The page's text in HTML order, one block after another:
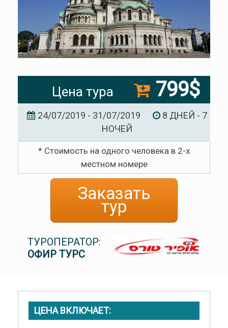
Цена тура 799$
24/07/2019 - 31/07/2019
8 ДНЕЙ - 7
НОЧЕЙ
* Стоимость на одного человека в 2-х
местном номере
Заказать
тур
ТУРОПЕРАТОР:
ОФИР ТУРС
ЦЕНА ВКЛЮЧАЕТ: